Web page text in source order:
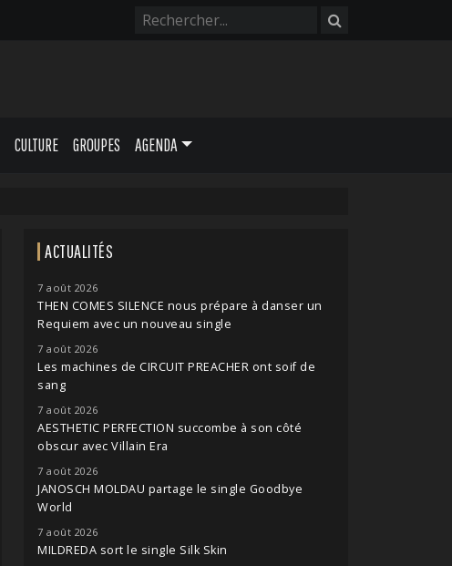
CULTURE GROUPES AGENDA
ACTUALITÉS
7 août 2026
THEN COMES SILENCE nous prépare à danser un
Requiem avec un nouveau single
7 août 2026
Les machines de CIRCUIT PREACHER ont soif de
sang
7 août 2026
AESTHETIC PERFECTION succombe à son côté
obscur avec Villain Era
7 août 2026
JANOSCH MOLDAU partage le single Goodbye
World
7 août 2026
MILDREDA sort le single Silk Skin